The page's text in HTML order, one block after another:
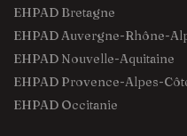
EHPAD Bretagne
EHPAD Auvergne-Rhône-
EHPAD Nouvelle-Aquitaine
EHPAD Provence-Alpes-
EHPAD Occitanie